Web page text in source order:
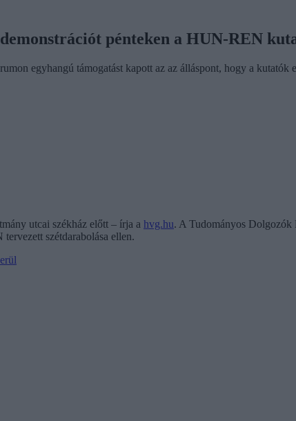
pénteken a HUN-REN
egyhangú támogatást kapott az az álláspont, hogy a kutatók
utcai székház előtt – írja a hvg.hu. A Tudományos Dolgozók
szétdarabolása ellen.